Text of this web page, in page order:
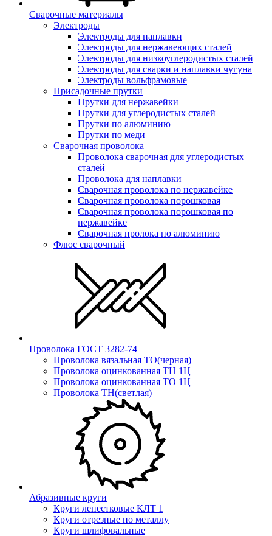
Сварочные материалы
Электроды
Электроды для наплавки
Электроды для нержавеющих сталей
Электроды для низкоуглеродистых сталей
Электроды для сварки и наплавки чугуна
Электроды вольфрамовые
Присадочные прутки
Прутки для нержавейки
Прутки для углеродистых сталей
Прутки по алюминию
Прутки по меди
Сварочная проволока
Проволока сварочная для углеродистых
сталей
Проволока для наплавки
Сварочная проволока по нержавейке
Сварочная проволока порошковая
Сварочная проволока порошковая по
нержавейке
Сварочная пролока по алюминию
Флюс сварочный
Проволока ГОСТ 3282-74
Проволока вязальная ТО(черная)
Проволока оцинкованная ТН 1Ц
Проволока оцинкованная ТО 1Ц
Проволока ТН(светлая)
Абразивные круги
Круги лепестковые КЛТ 1
Круги отрезные по металлу
Круги шлифовальные